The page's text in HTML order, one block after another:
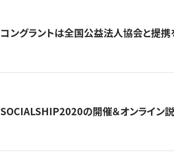
コングラントは全国公益法人協会と提携
SOCIALSHIP2020の開催＆オンライン